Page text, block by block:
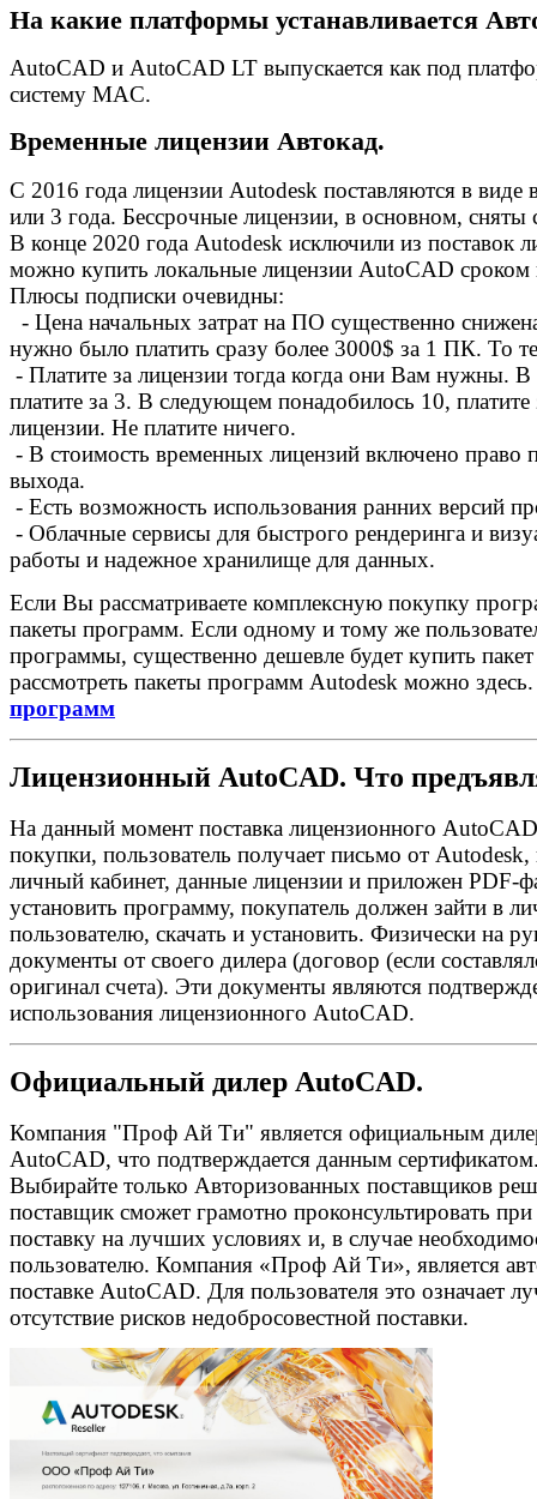
На какие платформы устанавливается
AutoCAD и AutoCAD LT выпускается как под
систему MAC.
Временные лицензии Автокад.
С 2016 года лицензии Autodesk поставляются в
или 3 года. Бессрочные лицензии, в основном, сняты
В конце 2020 года Autodesk исключили из поставок
можно купить локальные лицензии AutoCAD сроком
Плюсы подписки очевидны:
- Цена начальных затрат на ПО существенно
нужно было платить сразу более 3000$ за 1 ПК. То
- Платите за лицензии тогда когда они Вам нужны.
платите за 3. В следующем понадобилось 10,
лицензии. Не платите ничего.
- В стоимость временных лицензий включено право
выхода.
- Есть возможность использования ранних версий
- Облачные сервисы для быстрого рендеринга и
работы и надежное хранилище для данных.
Если Вы рассматриваете комплексную покупку
пакеты программ. Если одному и тому же
программы, существенно дешевле будет купить
рассмотреть пакеты программ Autodesk можно
программ
Лицензионный AutoCAD. Что
На данный момент поставка лицензионного
покупки, пользователь получает письмо от
личный кабинет, данные лицензии и приложен PDF-
установить программу, покупатель должен зайти в
пользователю, скачать и установить. Физически на
документы от своего дилера (договор (если
оригинал счета). Эти документы являются
использования лицензионного AutoCAD.
Официальный дилер AutoCAD.
Компания "Проф Ай Ти" является официальным
AutoCAD, что подтверждается данным
Выбирайте только Авторизованных поставщиков
поставщик сможет грамотно проконсультировать
поставку на лучших условиях и, в случае
пользователю. Компания «Проф Ай Ти», является
поставке AutoCAD. Для пользователя это означает
отсутствие рисков недобросовестной поставки.